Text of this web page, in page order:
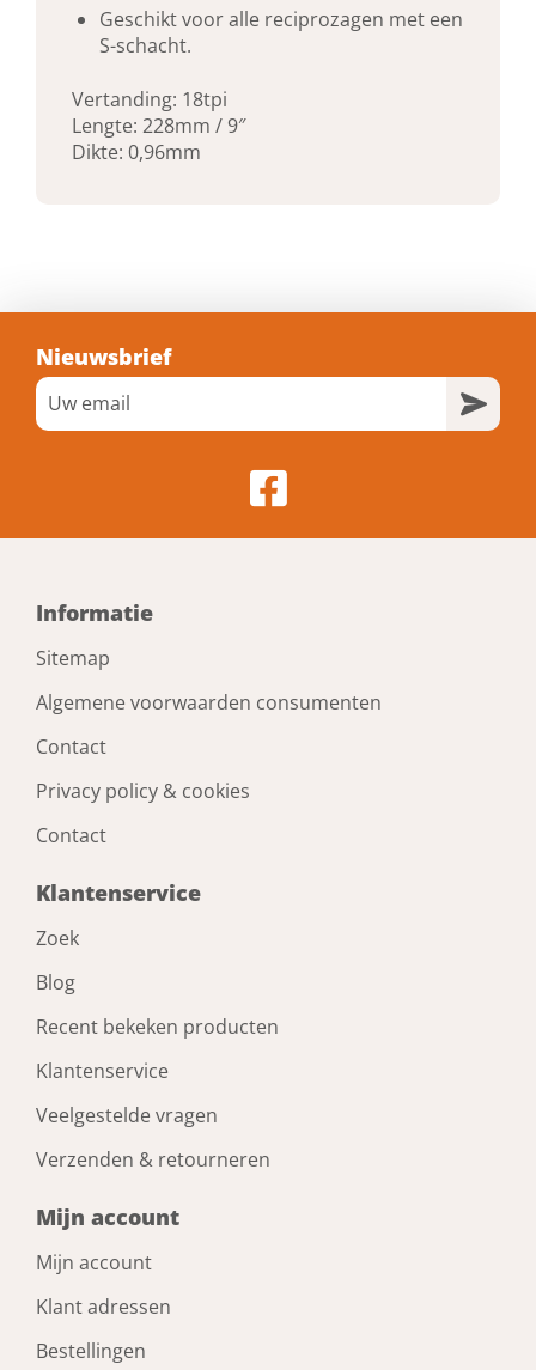
Geschikt voor alle reciprozagen met een
S-schacht.
Vertanding: 18tpi
Lengte: 228mm / 9″
Dikte: 0,96mm
Nieuwsbrief
Informatie
Sitemap
Algemene voorwaarden consumenten
Contact
Privacy policy & cookies
Contact
Klantenservice
Zoek
Blog
Recent bekeken producten
Klantenservice
Veelgestelde vragen
Verzenden & retourneren
Mijn account
Mijn account
Klant adressen
Bestellingen